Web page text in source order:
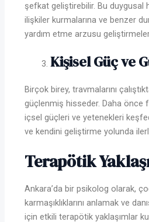
şefkat geliştirebilir. Bu duygusal
ilişkiler kurmalarına ve benzer
yardım etme arzusu
Kişisel Güç ve
Birçok birey, travmalarını
güçlenmiş hisseder. Daha önce
içsel güçleri ve yetenekleri
ve kendini geliştirme yolunda
Terapötik
Ankara’da bir psikolog olarak,
karmaşıklıklarını anlamak ve
için etkili terapötik yaklaşımlar